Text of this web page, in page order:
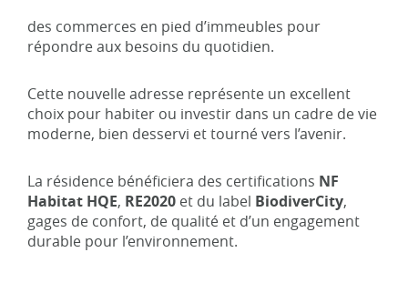
des commerces en pied d’immeubles pour
répondre aux besoins du quotidien.
Cette nouvelle adresse représente un excellent
choix pour habiter ou investir dans un cadre de vie
moderne, bien desservi et tourné vers l’avenir.
La résidence bénéficiera des certifications NF
Habitat HQE, RE2020 et du label BiodiverCity,
gages de confort, de qualité et d’un engagement
durable pour l’environnement.